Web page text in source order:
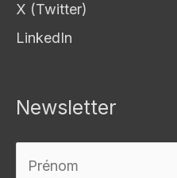
X (Twitter)
LinkedIn
Newsletter